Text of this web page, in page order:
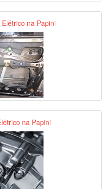
na Papini
na Papini